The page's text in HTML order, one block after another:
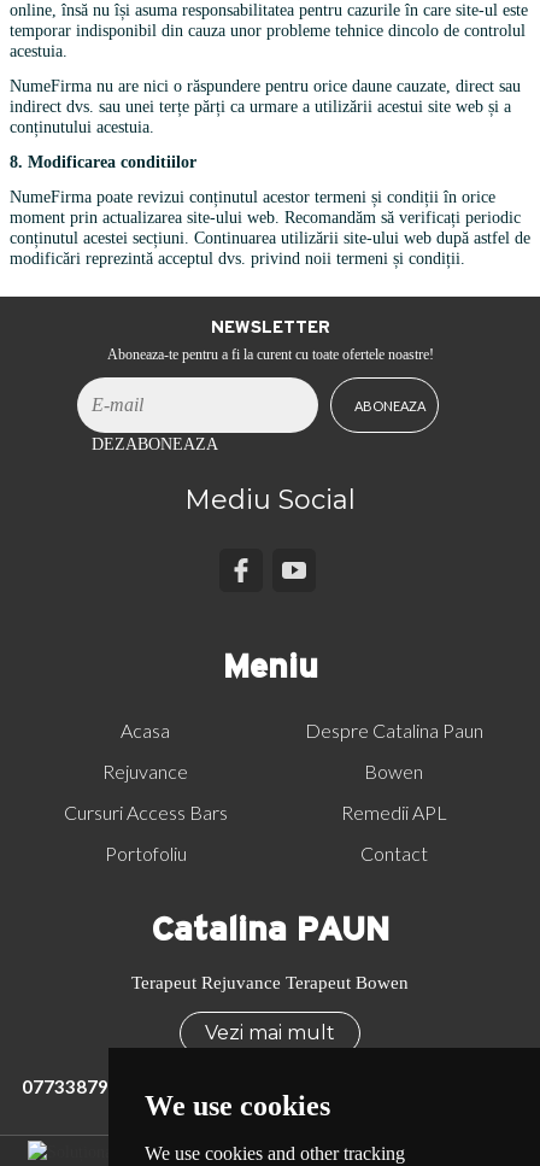
We use cookies
We use cookies and other tracking
online, însă nu își asuma responsabilitatea pentru cazurile în care site-ul este
temporar indisponibil din cauza unor probleme tehnice dincolo de controlul
acestuia.
NumeFirma nu are nici o răspundere pentru orice daune cauzate, direct sau
indirect dvs. sau unei terțe părți ca urmare a utilizării acestui site web și a
conținutului acestuia.
8. Modificarea conditiilor
NumeFirma poate revizui conținutul acestor termeni și condiții în orice
moment prin actualizarea site-ului web. Recomandăm să verificați periodic
conținutul acestei secțiuni. Continuarea utilizării site-ului web după astfel de
modificări reprezintă acceptul dvs. privind noii termeni și condiții.
NEWSLETTER
Aboneaza-te pentru a fi la curent cu toate ofertele noastre!
DEZABONEAZA
Mediu Social
Meniu
Acasa
Despre Catalina Paun
Rejuvance
Bowen
Cursuri Access Bars
Remedii APL
Portofoliu
Contact
Catalina PAUN
Terapeut Rejuvance Terapeut Bowen
Vezi mai mult
0773387965